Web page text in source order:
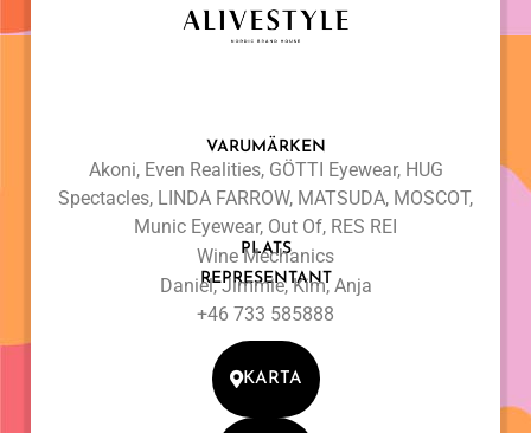
VARUMÄRKEN
Akoni, Even Realities, GÖTTI Eyewear, HUG
Spectacles, LINDA FARROW, MATSUDA, MOSCOT,
Munic Eyewear, Out Of, RES REI
PLATS
Wine Mechanics
REPRESENTANT
Daniel, Jimmie, Kim, Anja
+46 733 585888
KARTA